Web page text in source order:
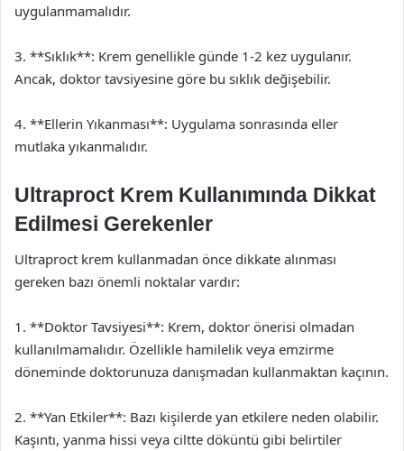
uygulanmamalıdır.
3. **Sıklık**: Krem genellikle günde 1-2 kez uygulanır.
Ancak, doktor tavsiyesine göre bu sıklık değişebilir.
4. **Ellerin Yıkanması**: Uygulama sonrasında eller
mutlaka yıkanmalıdır.
Ultraproct Krem Kullanımında Dikkat
Edilmesi Gerekenler
Ultraproct krem kullanmadan önce dikkate alınması
gereken bazı önemli noktalar vardır:
1. **Doktor Tavsiyesi**: Krem, doktor önerisi olmadan
kullanılmamalıdır. Özellikle hamilelik veya emzirme
döneminde doktorunuza danışmadan kullanmaktan kaçının.
2. **Yan Etkiler**: Bazı kişilerde yan etkilere neden olabilir.
Kaşıntı, yanma hissi veya ciltte döküntü gibi belirtiler